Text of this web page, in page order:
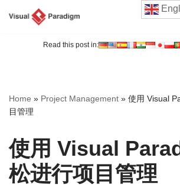
Read this post in:
Home » Project Management » 使用 Visual
目管理
使用 Visual
松进行项目管理